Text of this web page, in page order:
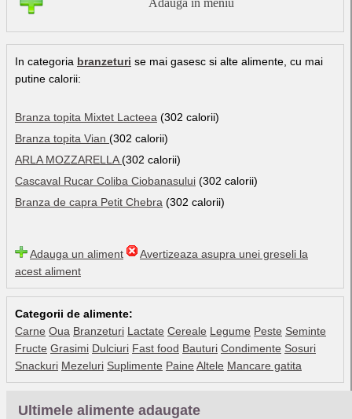
In categoria branzeturi se mai gasesc si alte alimente, cu mai
putine calorii:
Branza topita Mixtet Lacteea (302 calorii)
Branza topita Vian (302 calorii)
ARLA MOZZARELLA(302 calorii)
Cascaval Rucar Coliba Ciobanasului (302 calorii)
Branza de capra Petit Chebra (302 calorii)
Adauga un aliment
Avertizeaza asupra unei greseli la
acest aliment
Categorii de alimente:
Carne Oua Branzeturi Lactate Cereale Legume Peste Seminte
Fructe Grasimi Dulciuri Fast food Bauturi Condimente Sosuri
Snackuri Mezeluri Suplimente Paine Altele Mancare gatita
Ultimele alimente adaugate